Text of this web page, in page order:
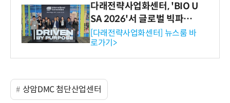
다래전략사업화센터, 'BIO U
SA 2026'서 글로벌 빅파마
와의 비즈니스 미팅 지원…K
-바이오 해외 진출 교두보 확
보
[다래전략사업화센터] 뉴스룸 바
로가기>
상암DMC 첨단산업센터